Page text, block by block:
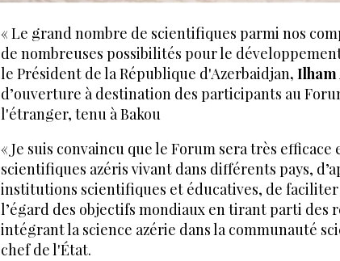
« Le grand nombre de scientifiques parmi nos
de nombreuses possibilités pour le
le Président de la République d'Azerbaidjan,
d’ouverture à destination des participants au
l'étranger, tenu à Bakou
« Je suis convaincu que le Forum sera très
scientifiques azéris vivant dans différents pays,
institutions scientifiques et éducatives, de faciliter
l’égard des objectifs mondiaux en tirant parti des
intégrant la science azérie dans la communauté
chef de l'État.